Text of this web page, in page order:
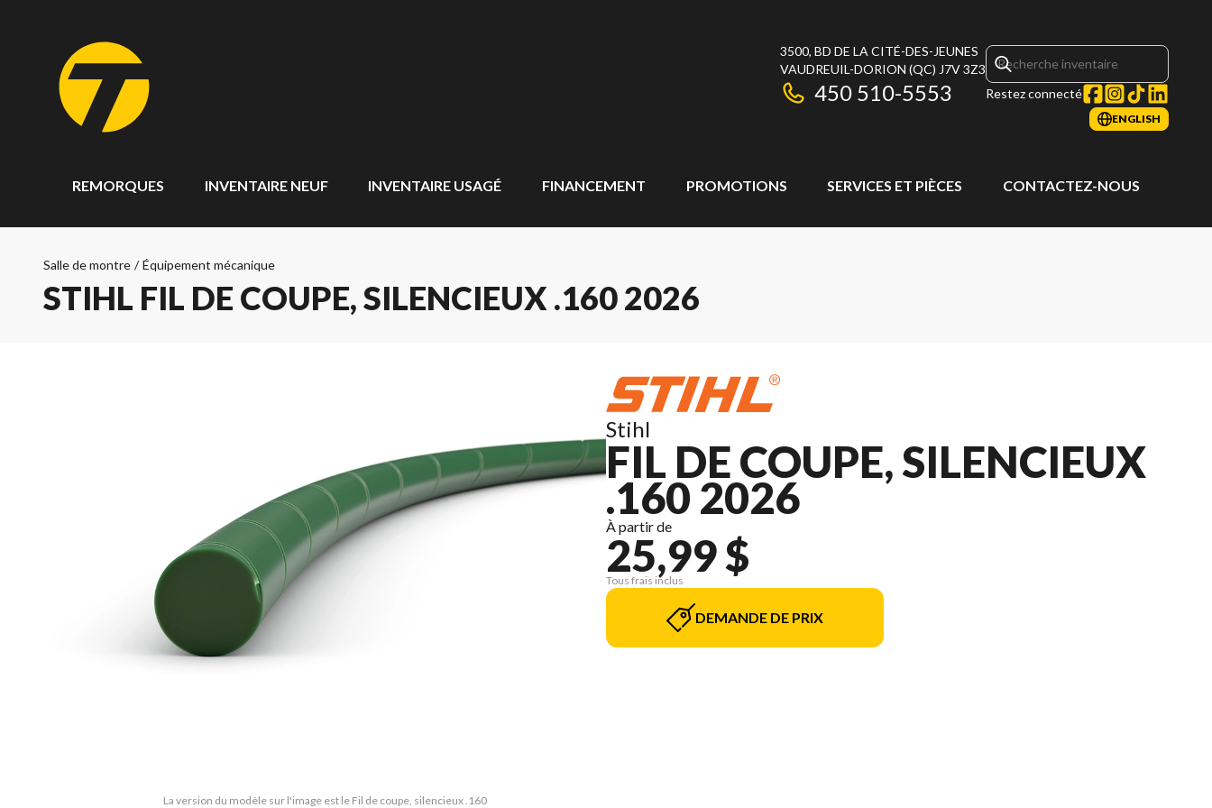
3500, BD DE LA CITÉ-DES-JEUNES
VAUDREUIL-DORION (QC) J7V 3Z3
450 510-5553 Restez connecté
ENGLISH
REMORQUES INVENTAIRE NEUF INVENTAIRE USAGÉ FINANCEMENT PROMOTIONS SERVICES ET PIÈCES CONTACTEZ-NOUS
Salle de montre / Équipement mécanique
STIHL FIL DE COUPE, SILENCIEUX .160 2026
La version du modèle sur l'image est le Fil de coupe, silencieux .160
Stihl
FIL DE COUPE, SILENCIEUX
.160 2026
À partir de
25,99 $
Tous frais inclus
DEMANDE DE PRIX